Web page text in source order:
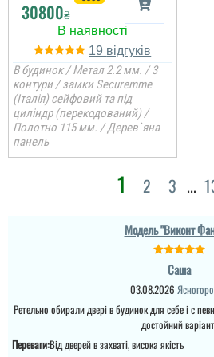
закрити проєм, вийшло
навіть краще, ніж
очікував.
читати всі відгуки
30800₴
19
В будинок / Метал 2.2 мм. / 3
контури / замки Securemme
(Італія) сейфовий та під
циліндр (перекодований) /
Полотно 115 мм. / Дерев`яна
панель
1 2 3 ...
Модель "Виконт
Саша
03.08.2026
Ретельно обирали двері в будинок для себе і с
достойний
Переваги:Від дверей в захваті, висока якість